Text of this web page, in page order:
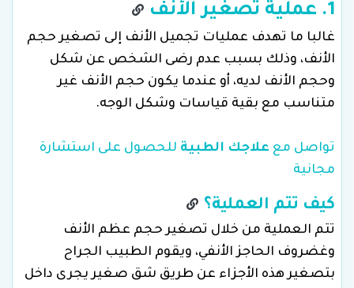
1. عملية تصغير الأنف
غالبا ما تهدف عمليات تجميل الأنف إلى تصغير حجم
الأنف، وذلك بسبب عدم رضى الشخص عن شكل
وحجم الأنف لديه، أو عندما يكون حجم الأنف غير
متناسب مع بقية قياسات وشكل الوجه.
تواصل مع علاجك الطبية للحصول على استشارة
مجانية
كيف تتم العملية؟
تتم العملية من خلال تصغير حجم عظم الأنف
وغضروف الحاجز الأنفي، ويقوم الطبيب الجراح
بتصغير هذه الأجزاء عن طريق شق صغير يجرى داخل